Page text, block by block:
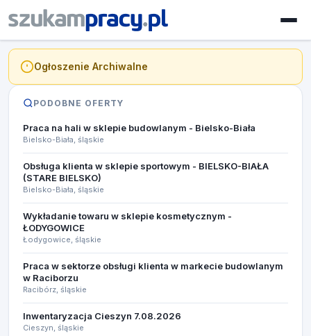
Ogłoszenie Archiwalne
PODOBNE OFERTY
Praca na hali w sklepie budowlanym - Bielsko-Biała
Bielsko-Biała, śląskie
Obsługa klienta w sklepie sportowym - BIELSKO-BIAŁA
(STARE BIELSKO)​
Bielsko-Biała, śląskie
Wykładanie towaru w sklepie kosmetycznym -
ŁODYGOWICE
Łodygowice, śląskie
Praca w sektorze obsługi klienta w markecie budowlanym
w Raciborzu
Racibórz, śląskie
Inwentaryzacja Cieszyn 7.08.2026​
Cieszyn, śląskie